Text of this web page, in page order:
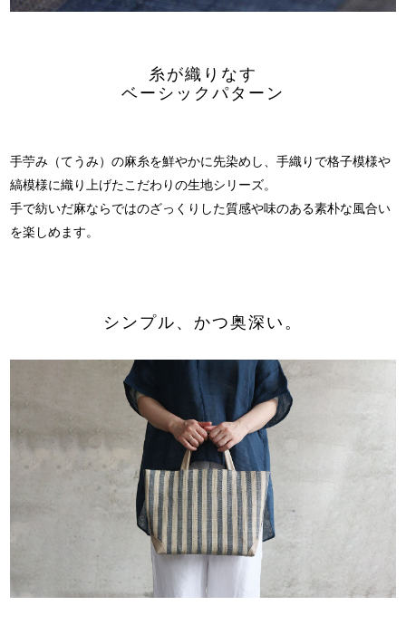
糸が織りなす
ベーシックパターン
手苧み（てうみ）の麻糸を鮮やかに先染めし、手織りで格子模様や
縞模様に織り上げたこだわりの生地シリーズ。
手で紡いだ麻ならではのざっくりした質感や味のある素朴な風合い
を楽しめます。
シンプル、かつ奥深い。